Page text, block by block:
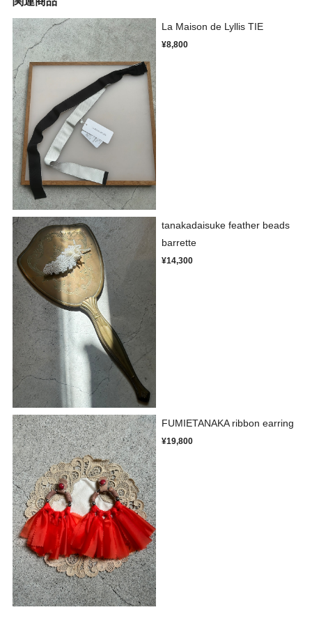
La Maison de Lyllis TIE
¥8,800
tanakadaisuke feather beads
barrette
¥14,300
FUMIETANAKA ribbon earring
¥19,800